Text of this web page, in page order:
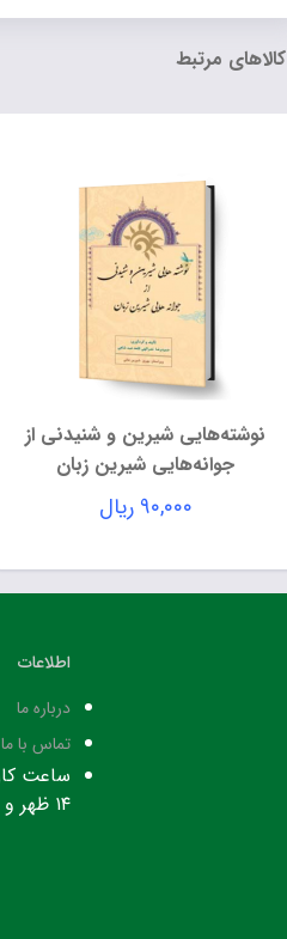
کالاهای مرتبط
نوشته‌هایی شیرین و شنیدنی از
جوانه‌هایی شیرین زبان
۹۰,۰۰۰ ریال
اطلاعات
درباره ما
تماس با ما
۱۴ ظهر و عصرها با هماهنگی قبلی